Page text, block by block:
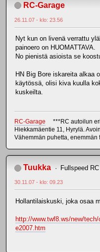
RC-Garage
26.11.07 - klo: 23.56
Nyt kun on livenä verrattu
painoero on HUOMATTAVA.
No pienistä asioista se
HN Big Bore iskareita alkaa
käytössä, olisi kiva kuulla
kuskeilta.
RC-Garage ***RC autoilun
Hiekkamäentie 11, Hyrylä.
Vähemmän puhetta, enemmän
Tuukka Fullspeed RC
30.11.07 - klo: 09.23
Hollantilaiskuski, joka osaa
http://www.twf8.ws/new/
e2007.htm